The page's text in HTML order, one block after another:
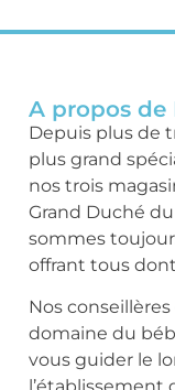
A propos de
Depuis plus de
plus grand
nos trois
Grand Duché
sommes
offrant tous
Nos
domaine du
vous guider le